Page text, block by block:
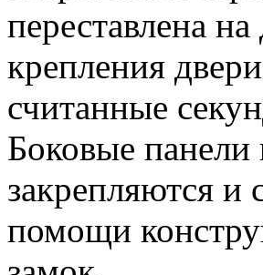
переставлена
крепления
считанные
Боковые
закрепляются и
помощи